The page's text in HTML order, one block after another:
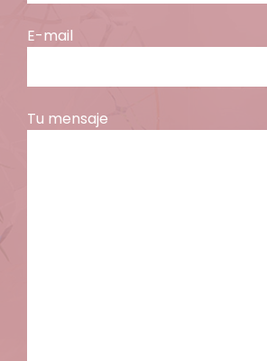
E-mail
Tu mensaje